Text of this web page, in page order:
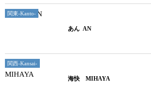
関東-Kanto-
あん AN
関西-Kansai-
海快 MIHAYA